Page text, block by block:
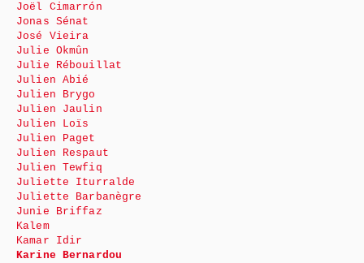
Joël Cimarrón
Jonas Sénat
José Vieira
Julie Okmûn
Julie Rébouillat
Julien Abié
Julien Brygo
Julien Jaulin
Julien Loïs
Julien Paget
Julien Respaut
Julien Tewfiq
Juliette Iturralde
Juliette Barbanègre
Junie Briffaz
Kalem
Kamar Idir
Karine Bernardou